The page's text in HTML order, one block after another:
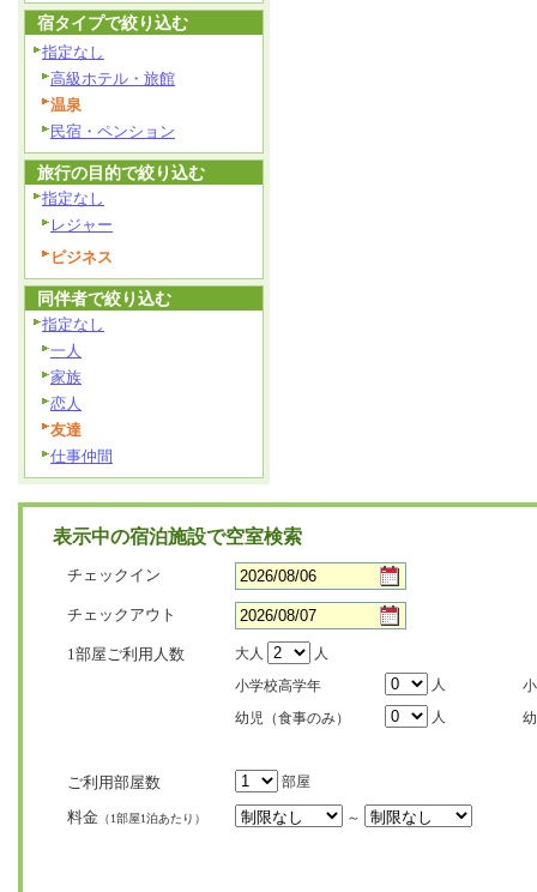
宿タイプで絞り込む
指定なし
高級ホテル・旅館
温泉
民宿・ペンション
旅行の目的で絞り込む
指定なし
レジャー
ビジネス
同伴者で絞り込む
指定なし
一人
家族
恋人
友達
仕事仲間
表示中の宿泊施設で空室検索
チェックイン
チェックアウト
1部屋ご利用人数 大人
人
小学校高学年
人
幼児（食事のみ）
人
ご利用部屋数 部屋
料金 （1部屋1泊あたり） ～